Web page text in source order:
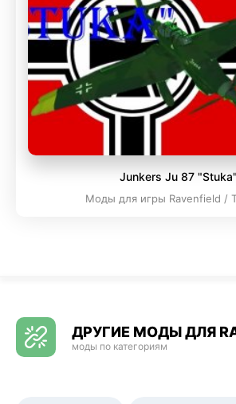
Junkers Ju 87 "Stuka"
Моды для игры Ravenfield /
ДРУГИЕ МОДЫ ДЛЯ
моды по категориям